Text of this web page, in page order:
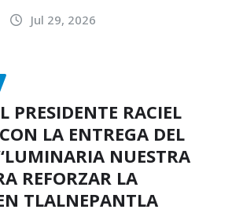
Jul 29, 2026
PRESIDENTE RACIEL
LA ENTREGA DEL
NUESTRA
REFORZAR LA
TLALNEPANTLA